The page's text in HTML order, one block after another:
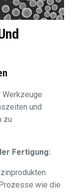
Werkzeuge
und
zu
Fertigung:
wie die